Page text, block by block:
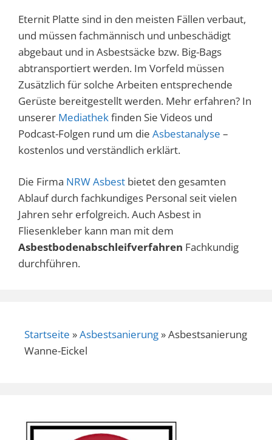
Eternit Platte sind in den meisten Fällen verbaut,
und müssen fachmännisch und unbeschädigt
abgebaut und in Asbestsäcke bzw. Big-Bags
abtransportiert werden. Im Vorfeld müssen
Zusätzlich für solche Arbeiten entsprechende
Gerüste bereitgestellt werden. Mehr erfahren? In
unserer Mediathekfinden Sie Videos und
Podcast-Folgen rund um die Asbestanalyse –
kostenlos und verständlich erklärt.
Die Firma NRW Asbest bietet den gesamten
Ablauf durch fachkundiges Personal seit vielen
Jahren sehr erfolgreich. Auch Asbest in
Fliesenkleber kann man mit dem
Asbestbodenabschleifverfahren Fachkundig
durchführen.
Startseite »Asbestsanierung »Asbestsanierung
Wanne-Eickel